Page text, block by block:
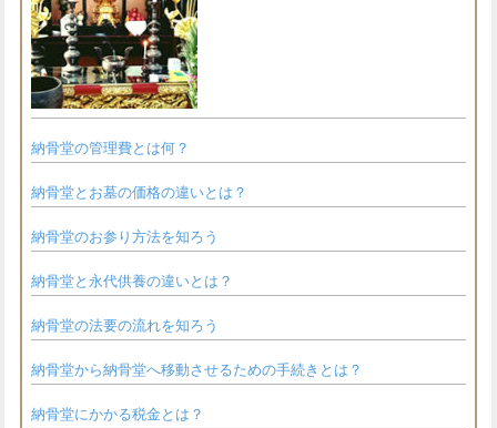
納骨堂の管理費とは何？
納骨堂とお墓の価格の違いとは？
納骨堂のお参り方法を知ろう
納骨堂と永代供養の違いとは？
納骨堂の法要の流れを知ろう
納骨堂から納骨堂へ移動させるための手続きとは？
納骨堂にかかる税金とは？